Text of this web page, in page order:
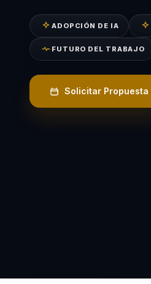
ADOPCIÓN DE IA
FUTURO DEL TRABAJO
Solicitar Propuesta